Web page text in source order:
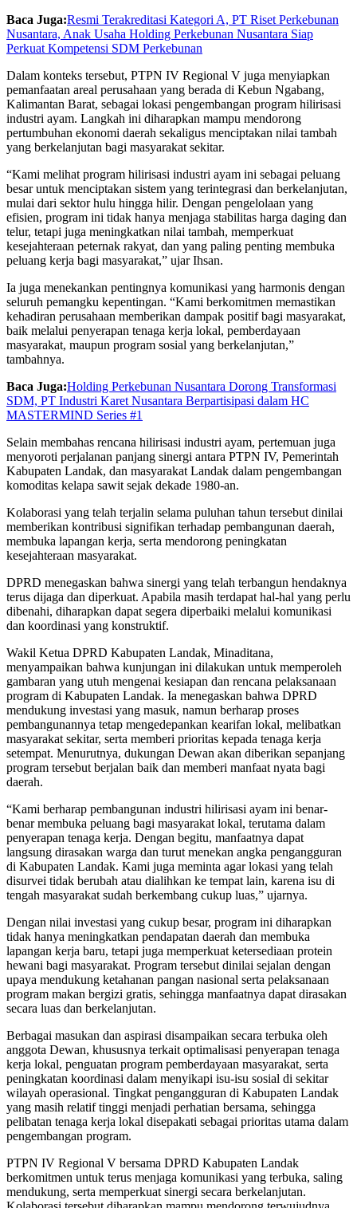
Baca Juga:Resmi Terakreditasi Kategori A, PT Riset Perkebunan
Nusantara, Anak Usaha Holding Perkebunan Nusantara Siap
Perkuat Kompetensi SDM Perkebunan
Dalam konteks tersebut, PTPN IV Regional V juga menyiapkan
pemanfaatan areal perusahaan yang berada di Kebun Ngabang,
Kalimantan Barat, sebagai lokasi pengembangan program hilirisasi
industri ayam. Langkah ini diharapkan mampu mendorong
pertumbuhan ekonomi daerah sekaligus menciptakan nilai tambah
yang berkelanjutan bagi masyarakat sekitar.
“Kami melihat program hilirisasi industri ayam ini sebagai peluang
besar untuk menciptakan sistem yang terintegrasi dan berkelanjutan,
mulai dari sektor hulu hingga hilir. Dengan pengelolaan yang
efisien, program ini tidak hanya menjaga stabilitas harga daging dan
telur, tetapi juga meningkatkan nilai tambah, memperkuat
kesejahteraan peternak rakyat, dan yang paling penting membuka
peluang kerja bagi masyarakat,” ujar Ihsan.
Ia juga menekankan pentingnya komunikasi yang harmonis dengan
seluruh pemangku kepentingan. “Kami berkomitmen memastikan
kehadiran perusahaan memberikan dampak positif bagi masyarakat,
baik melalui penyerapan tenaga kerja lokal, pemberdayaan
masyarakat, maupun program sosial yang berkelanjutan,”
tambahnya.
Baca Juga:Holding Perkebunan Nusantara Dorong Transformasi
SDM, PT Industri Karet Nusantara Berpartisipasi dalam HC
MASTERMIND Series #1
Selain membahas rencana hilirisasi industri ayam, pertemuan juga
menyoroti perjalanan panjang sinergi antara PTPN IV, Pemerintah
Kabupaten Landak, dan masyarakat Landak dalam pengembangan
komoditas kelapa sawit sejak dekade 1980-an.
Kolaborasi yang telah terjalin selama puluhan tahun tersebut dinilai
memberikan kontribusi signifikan terhadap pembangunan daerah,
membuka lapangan kerja, serta mendorong peningkatan
kesejahteraan masyarakat.
DPRD menegaskan bahwa sinergi yang telah terbangun hendaknya
terus dijaga dan diperkuat. Apabila masih terdapat hal-hal yang perlu
dibenahi, diharapkan dapat segera diperbaiki melalui komunikasi
dan koordinasi yang konstruktif.
Wakil Ketua DPRD Kabupaten Landak, Minaditana,
menyampaikan bahwa kunjungan ini dilakukan untuk memperoleh
gambaran yang utuh mengenai kesiapan dan rencana pelaksanaan
program di Kabupaten Landak. Ia menegaskan bahwa DPRD
mendukung investasi yang masuk, namun berharap proses
pembangunannya tetap mengedepankan kearifan lokal, melibatkan
masyarakat sekitar, serta memberi prioritas kepada tenaga kerja
setempat. Menurutnya, dukungan Dewan akan diberikan sepanjang
program tersebut berjalan baik dan memberi manfaat nyata bagi
daerah.
“Kami berharap pembangunan industri hilirisasi ayam ini benar-
benar membuka peluang bagi masyarakat lokal, terutama dalam
penyerapan tenaga kerja. Dengan begitu, manfaatnya dapat
langsung dirasakan warga dan turut menekan angka pengangguran
di Kabupaten Landak. Kami juga meminta agar lokasi yang telah
disurvei tidak berubah atau dialihkan ke tempat lain, karena isu di
tengah masyarakat sudah berkembang cukup luas,” ujarnya.
Dengan nilai investasi yang cukup besar, program ini diharapkan
tidak hanya meningkatkan pendapatan daerah dan membuka
lapangan kerja baru, tetapi juga memperkuat ketersediaan protein
hewani bagi masyarakat. Program tersebut dinilai sejalan dengan
upaya mendukung ketahanan pangan nasional serta pelaksanaan
program makan bergizi gratis, sehingga manfaatnya dapat dirasakan
secara luas dan berkelanjutan.
Berbagai masukan dan aspirasi disampaikan secara terbuka oleh
anggota Dewan, khususnya terkait optimalisasi penyerapan tenaga
kerja lokal, penguatan program pemberdayaan masyarakat, serta
peningkatan koordinasi dalam menyikapi isu-isu sosial di sekitar
wilayah operasional. Tingkat pengangguran di Kabupaten Landak
yang masih relatif tinggi menjadi perhatian bersama, sehingga
pelibatan tenaga kerja lokal disepakati sebagai prioritas utama dalam
pengembangan program.
PTPN IV Regional V bersama DPRD Kabupaten Landak
berkomitmen untuk terus menjaga komunikasi yang terbuka, saling
mendukung, serta memperkuat sinergi secara berkelanjutan.